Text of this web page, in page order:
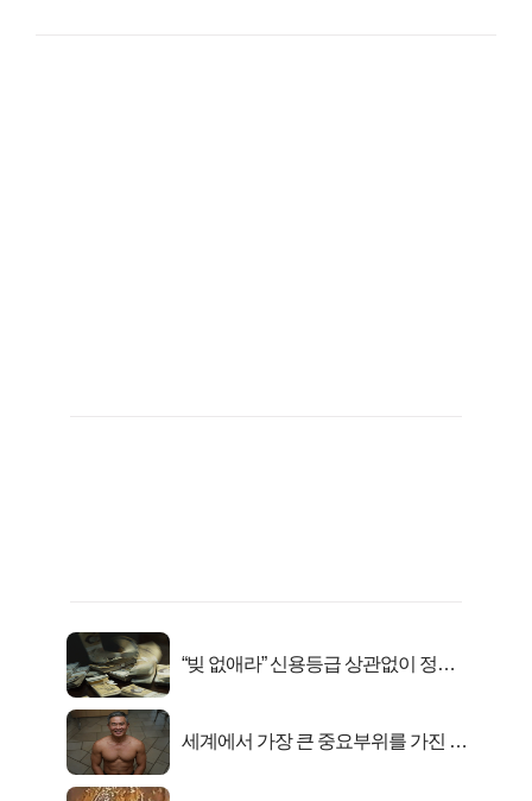
“빚 없애라” 신용등급 상관없이 정부
세계에서 가장 큰 중요부위를 가진 남